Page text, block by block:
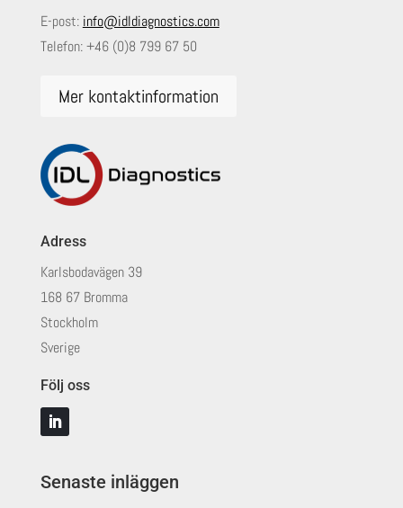
E-post: info@idldiagnostics.com
Telefon:+46 (0)8 799 67 50
Mer kontaktinformation
Adress
Karlsbodavägen 39
168 67 Bromma
Stockholm
Sverige
Följ oss
Senaste inläggen